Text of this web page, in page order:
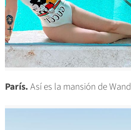
París.Así es la mansión de